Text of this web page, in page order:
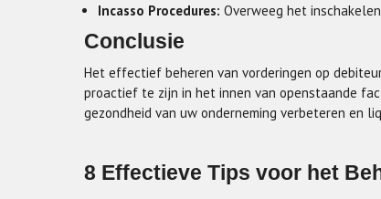
Incasso Procedures: Overweeg het
Conclusie
Het effectief beheren van vorderingen op
proactief te zijn in het innen van openstaande
gezondheid van uw onderneming verbeteren en
8 Effectieve Tips voor het